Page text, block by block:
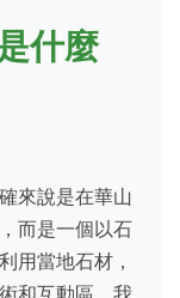
什麼
來說是在華山
而是一個以石
用當地石材，
和互動區。我